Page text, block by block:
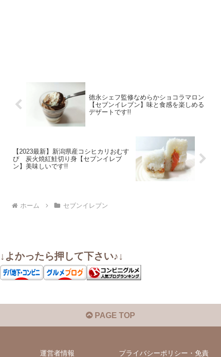
徳永シェフ監修なめらかショコラマロン
【セブンイレブン】味と食感を楽しめる
デザートです!!
【2023最新】新潟県産コシヒカリおむす
び 炭火焼紅鮭切り身【セブンイレブ
ン】美味しいです!!
ホーム セブンイレブン
↓よかったら押して下さい♪↓
PAGE TOP
運営者情報 プライバシーポリシー・免責